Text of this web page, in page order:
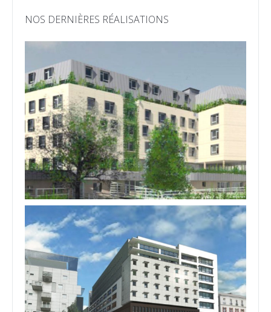
NOS DERNIÈRES RÉALISATIONS